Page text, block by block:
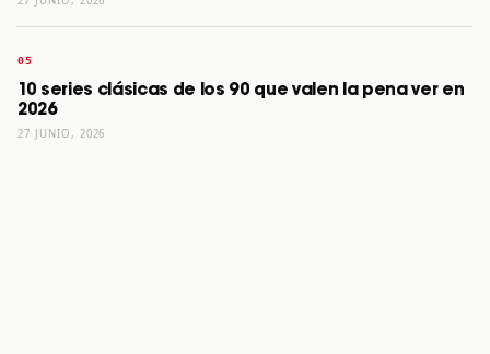
10 series clásicas de los 90 que valen la pena ver en
2026
27 JUNIO, 2026